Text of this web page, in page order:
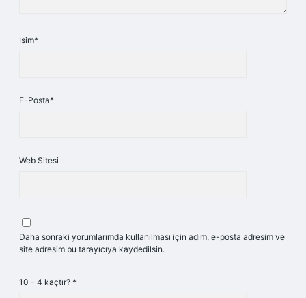
İsim*
E-Posta*
Web Sitesi
Daha sonraki yorumlarımda kullanılması için adım, e-posta adresim ve
site adresim bu tarayıcıya kaydedilsin.
10 - 4 kaçtır? *